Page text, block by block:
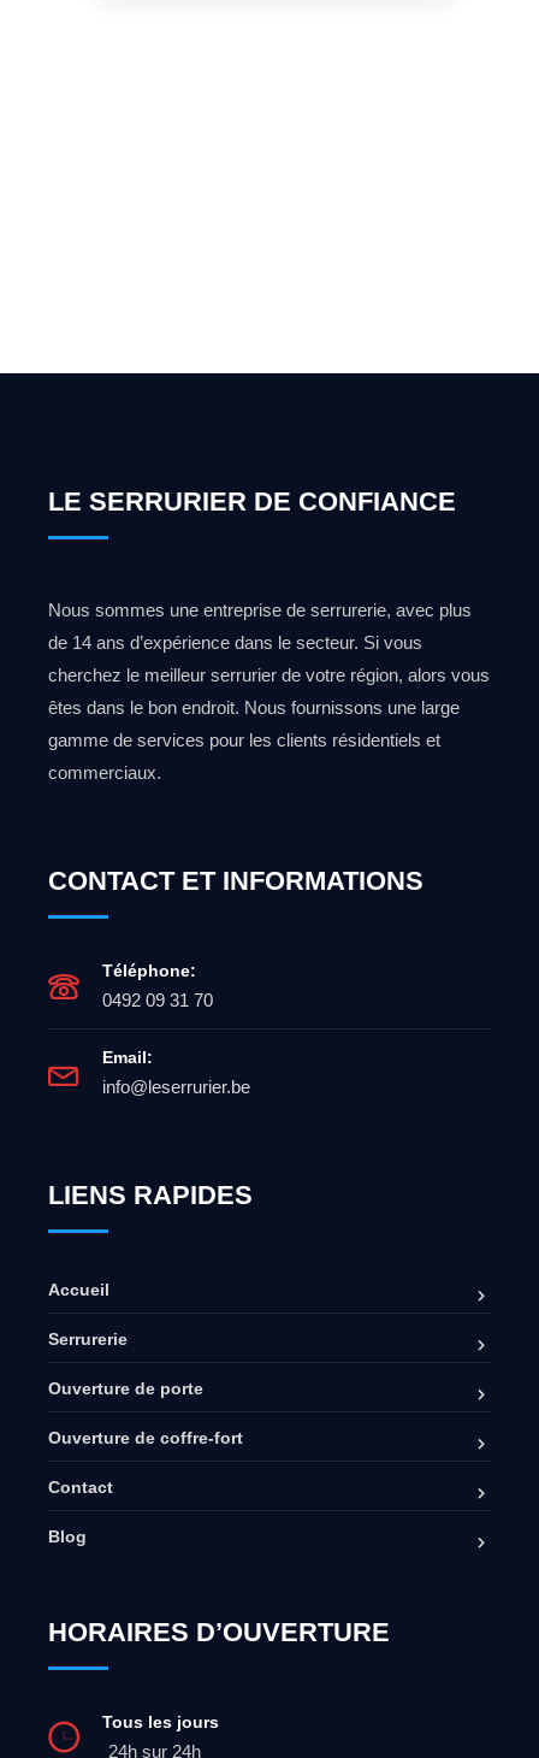
LE SERRURIER DE CONFIANCE
Nous sommes une entreprise de serrurerie, avec plus
de 14 ans d’expérience dans le secteur. Si vous
cherchez le meilleur serrurier de votre région, alors vous
êtes dans le bon endroit. Nous fournissons une large
gamme de services pour les clients résidentiels et
commerciaux.
CONTACT ET INFORMATIONS
Téléphone:
0492 09 31 70
Email:
info@leserrurier.be
LIENS RAPIDES
Accueil
Serrurerie
Ouverture de porte
Ouverture de coffre-fort
Contact
Blog
HORAIRES D’OUVERTURE
Tous les jours
24h sur 24h